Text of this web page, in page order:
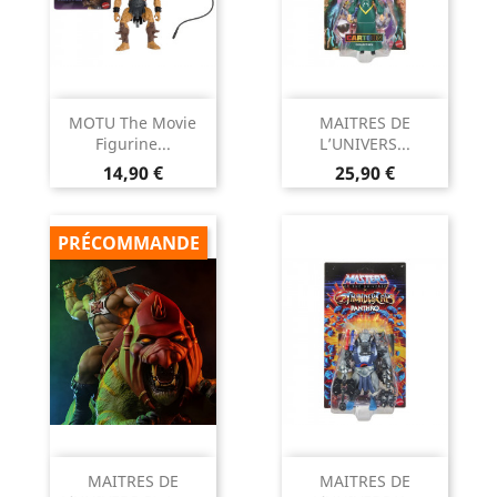
MOTU The Movie
Figurine...
Prix
14,90 €
MAITRES DE
L’UNIVERS...
Prix
25,90 €
MAITRES DE
PRÉCOMMANDE
MAITRES DE